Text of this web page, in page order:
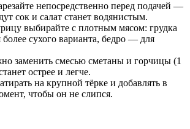
непосредственно перед подачей —
сок и салат станет водянистым.
выбирайте с плотным мясом: грудка
более сухого варианта, бедро — для
заменить смесью сметаны и горчицы (1
острее и легче.
на крупной тёрке и добавлять в
чтобы он не слипся.